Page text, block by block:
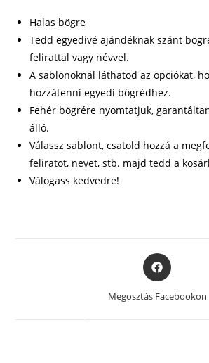
Halas bögre
Tedd egyedivé ajándéknak szánt
felirattal vagy névvel.
A sablonoknál láthatod az opciókat,
hozzátenni egyedi bögrédhez.
Fehér bögrére nyomtatjuk,
álló.
Válassz sablont, csatold hozzá a
feliratot, nevet, stb. majd tedd a
Válogass kedvedre!
Opens
in
a
Megosztás Facebookon